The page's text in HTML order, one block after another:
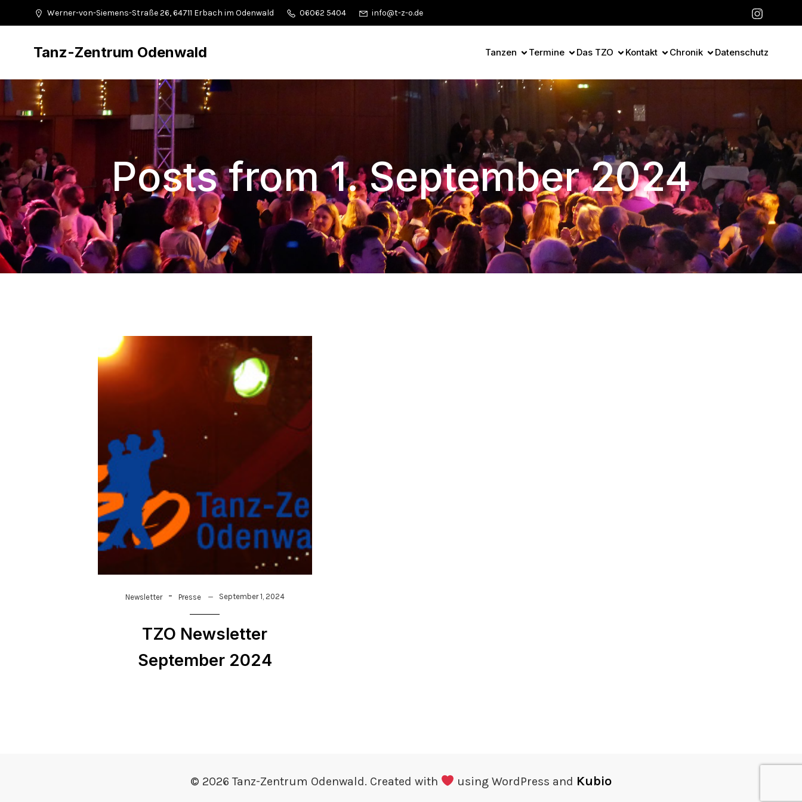
Werner-von-Siemens-Straße 26, 64711 Erbach im Odenwald 06062 5404 info@t-z-o.de
Tanz-Zentrum Odenwald Tanzen Termine Das TZO Kontakt Chronik Datenschutz
Posts from 1. September 2024
Newsletter - Presse September 1, 2024
TZO Newsletter
September 2024
© 2026 Tanz-Zentrum Odenwald. Created with using WordPress and Kubio